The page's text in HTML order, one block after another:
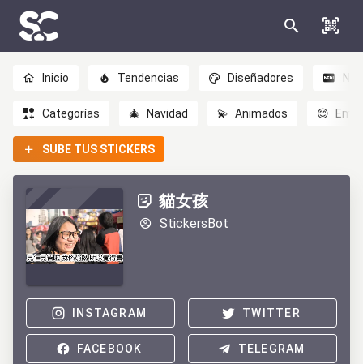
Inicio Tendencias Diseñadores
Categorías 🎄 Navidad 💫 Animados 😊
SUBE TUS STICKERS
貓女孩
StickersBot
INSTAGRAM TWITTER
FACEBOOK TELEGRAM